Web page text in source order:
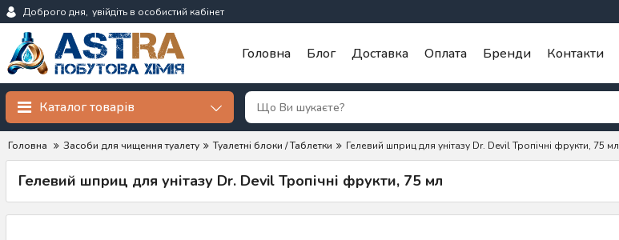
Доброго дня, увійдіть в особистий кабінет
Головна Блог Доставка Оплата Бренди Контакти
Каталог товарів
Головна Засоби для чищення туалету Туалетні блоки / Таблетки Гелевий шприц для унітазу Dr. Devil Тропічні фрукти, 75 мл
Гелевий шприц для унітазу Dr. Devil Тропічні фрукти, 75 мл